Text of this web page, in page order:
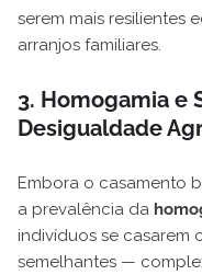
serem mais resilientes
arranjos familiares.
3. Homogamia e
Desigualdade
Embora o casamento
a prevalência da
indivíduos se casarem
semelhantes —